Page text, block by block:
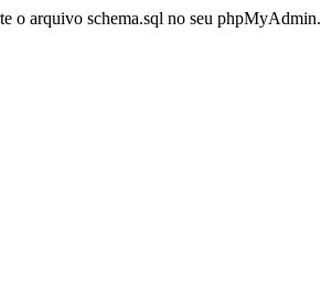
o arquivo schema.sql no seu phpMyAdmin.